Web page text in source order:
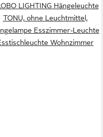
LIGHTING Hängeleuchte
TONU, ohne Leuchtmittel,
Esszimmer-Leuchte
Wohnzimmer